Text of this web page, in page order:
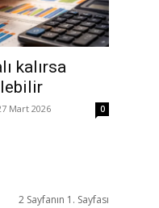
kalırsa
Mart 2026 0
2 Sayfanın 1. Sayfası